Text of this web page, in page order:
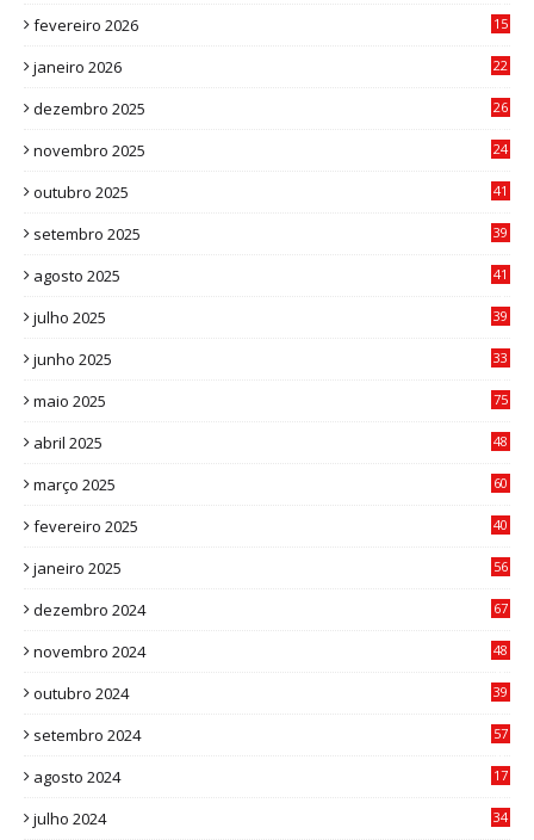
fevereiro 2026
15
janeiro 2026
22
dezembro 2025
26
novembro 2025
24
outubro 2025
41
setembro 2025
39
agosto 2025
41
julho 2025
39
junho 2025
33
maio 2025 75
abril 2025
48
março 2025
60
fevereiro 2025
40
janeiro 2025
56
dezembro 2024
67
novembro 2024
48
outubro 2024
39
setembro 2024
57
agosto 2024
17
julho 2024
34